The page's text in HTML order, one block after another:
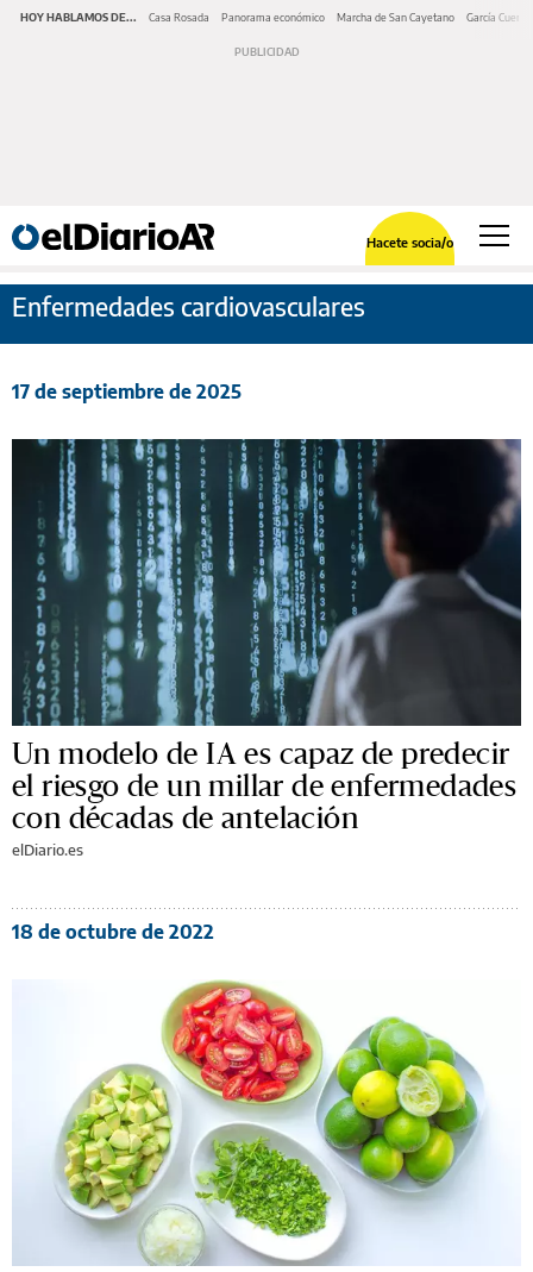
HOY HABLAMOS DE... Casa Rosada Panorama económico Marcha de San Cayetano García Cuerva
Hacete socia/o
Enfermedades cardiovasculares
17 de septiembre de 2025
Un modelo de IA es capaz de predecir
el riesgo de un millar de enfermedades
con décadas de antelación
elDiario.es
18 de octubre de 2022